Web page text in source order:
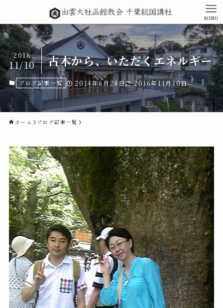
MENU
古木から、いただくエネルギー
2016
11/10
ブログ記事一覧 2014年6月24日 2016年11月10日
ホーム ブログ記事一覧